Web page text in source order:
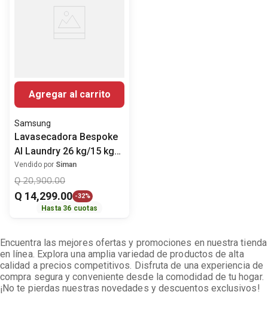
Agregar al carrito
Samsung
Lavasecadora Bespoke
AI Laundry 26 kg/15 kg
blanco
WD26FB8690BEAP
Samsung
Vendido por Siman
Q 20,900.00
Q 14,299.00 -32%
Hasta 36 cuotas
Encuentra las mejores ofertas y promociones en nuestra tienda
en línea. Explora una amplia variedad de productos de alta
calidad a precios competitivos. Disfruta de una experiencia de
compra segura y conveniente desde la comodidad de tu hogar.
¡No te pierdas nuestras novedades y descuentos exclusivos!